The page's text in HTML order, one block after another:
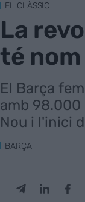
EL CLÀSSIC
La
té nom
El Barça
amb 98.000
Nou i l'inici
BARÇA